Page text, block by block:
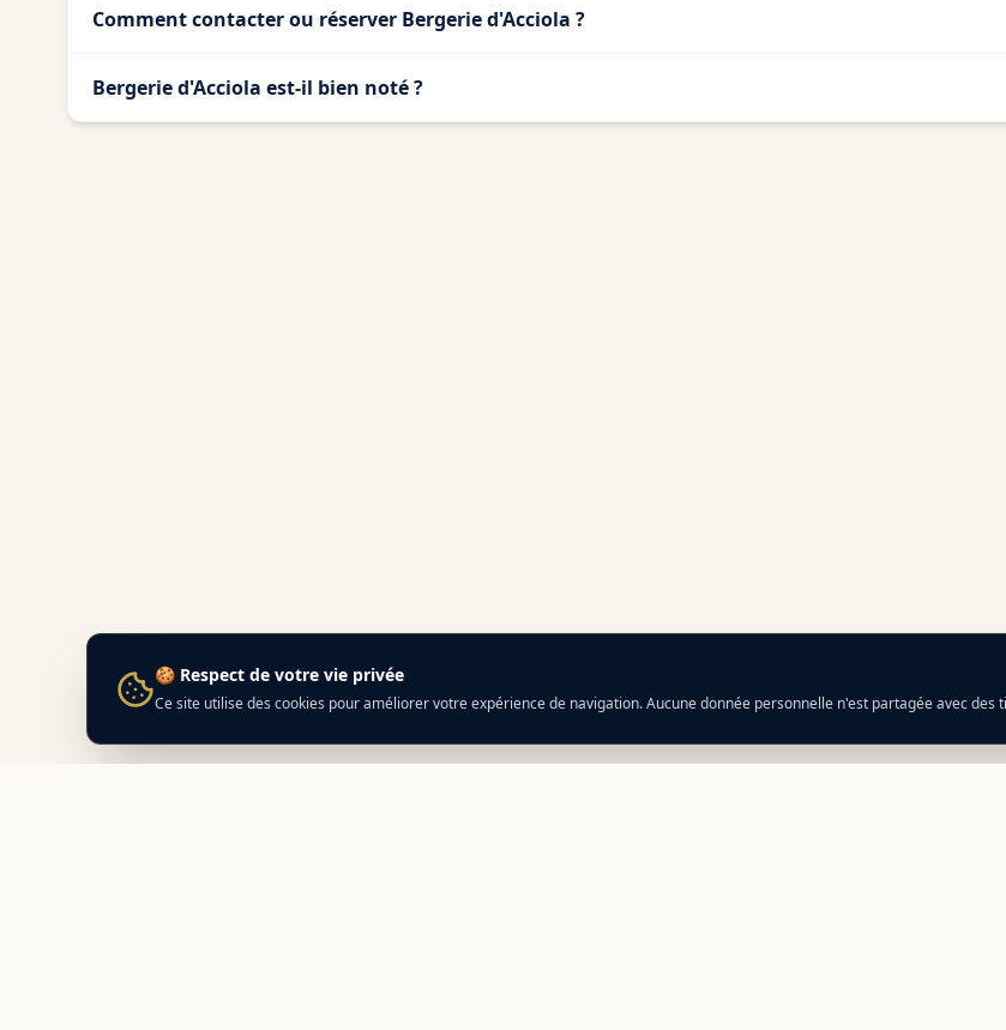
Comment contacter ou réserver Bergerie d'Acciola ?
Bergerie d'Acciola est-il bien noté ?
🍪 Respect de votre vie privée
Ce site utilise des cookies pour améliorer votre expérience de navigation. Aucune donnée personnelle n'est partagée avec des